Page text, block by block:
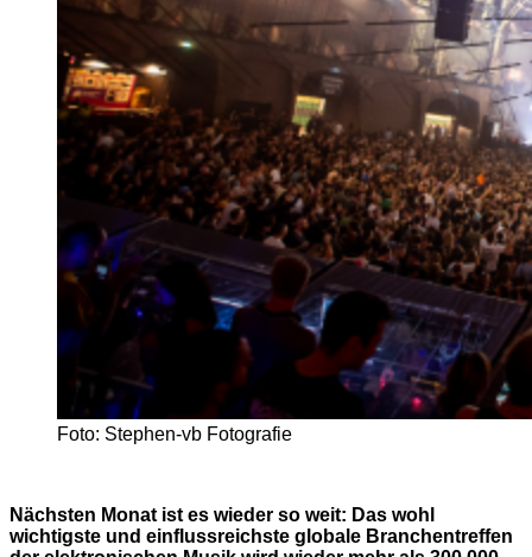
Foto: Stephen-vb Fotografie
Nächsten Monat ist es wieder so weit: Das wohl
wichtigste und einflussreichste globale Branchentreffen